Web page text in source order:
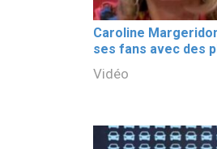
Caroline
ses fans avec des
Vidéo